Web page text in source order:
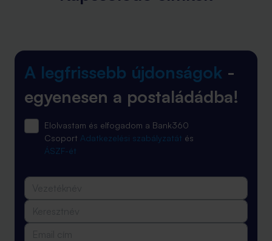
A legfrissebb újdonságok -
egyenesen a postaládádba!
Elolvastam és elfogadom a Bank360
Csoport Adatkezelési szabályzatát és
ÁSZF-ét